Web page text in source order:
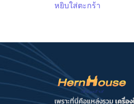
หยิบใส่ตะกร้า
เพราะที่นี่คือแหล่งรวมเครื่อ